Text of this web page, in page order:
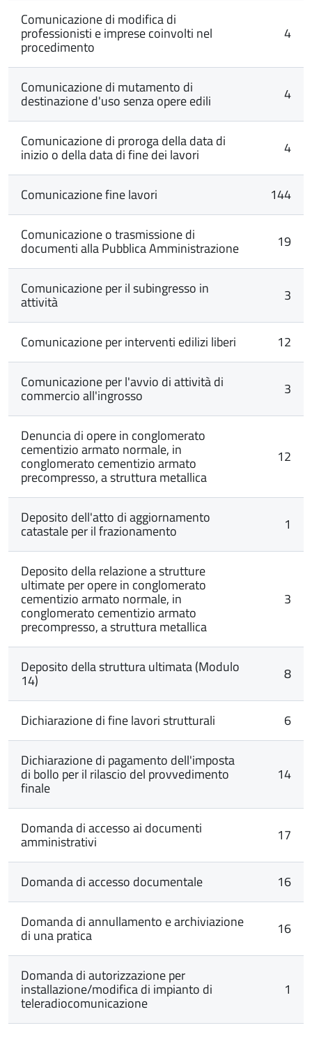
Comunicazione di modifica di
professionisti e imprese coinvolti nel
procedimento
4
Comunicazione di mutamento di
destinazione d'uso senza opere edili 4
Comunicazione di proroga della data di
inizio o della data di fine dei lavori 4
Comunicazione fine lavori 144
Comunicazione o trasmissione di
documenti alla Pubblica Amministrazione 19
Comunicazione per il subingresso in
attività 3
Comunicazione per interventi edilizi liberi 12
Comunicazione per l'avvio di attività di
commercio all'ingrosso 3
Denuncia di opere in conglomerato
cementizio armato normale, in
conglomerato cementizio armato
precompresso, a struttura metallica
12
Deposito dell'atto di aggiornamento
catastale per il frazionamento 1
Deposito della relazione a strutture
ultimate per opere in conglomerato
cementizio armato normale, in
conglomerato cementizio armato
precompresso, a struttura metallica
3
Deposito della struttura ultimata (Modulo
14) 8
Dichiarazione di fine lavori strutturali 6
Dichiarazione di pagamento dell'imposta
di bollo per il rilascio del provvedimento
finale
14
Domanda di accesso ai documenti
amministrativi 17
Domanda di accesso documentale 16
Domanda di annullamento e archiviazione
di una pratica 16
Domanda di autorizzazione per
installazione/modifica di impianto di
teleradiocomunicazione
1